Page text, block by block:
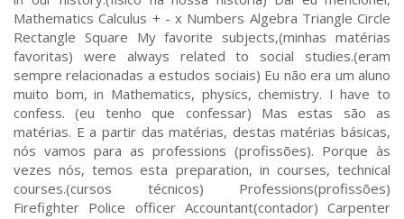
Mathematics Calculus + - x Numbers Algebra Triangle Circle
Rectangle Square My favorite subjects,(minhas matérias
favoritas) were always related to social studies.(eram
sempre relacionadas a estudos sociais) Eu não era um aluno
muito bom, in Mathematics, physics, chemistry. I have to
confess. (eu tenho que confessar) Mas estas são as
matérias. E a partir das matérias, destas matérias básicas,
nós vamos para as professions (profissões). Porque às
vezes nós, temos esta preparation, in courses, technical
courses.(cursos técnicos) Professions(profissões)
Firefighter Police officer Accountant(contador) Carpenter